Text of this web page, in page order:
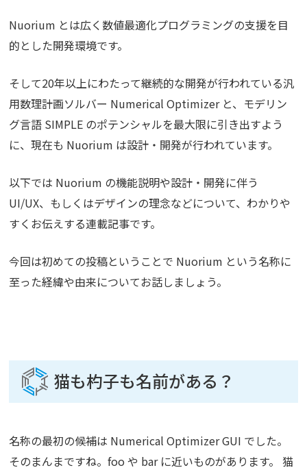
Nuorium とは広く数値最適化プログラミングの支援を目
的とした開発環境です。
そして20年以上にわたって継続的な開発が行われている汎
用数理計画ソルバー Numerical Optimizer と、モデリン
グ言語 SIMPLE のポテンシャルを最大限に引き出すよう
に、現在も Nuorium は設計・開発が行われています。
以下では Nuorium の機能説明や設計・開発に伴う
UI/UX、もしくはデザインの理念などについて、わかりや
すくお伝えする連載記事です。
今回は初めての投稿ということで Nuorium という名称に
至った経緯や由来についてお話しましょう。
猫も杓子も名前がある？
名称の最初の候補は Numerical Optimizer GUI でした。
そのまんまですね。foo や bar に近いものがあります。 猫